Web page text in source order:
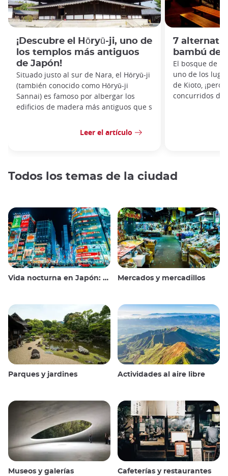
¡Descubre el Hōryū-ji, uno de
los templos más antiguos
de Japón!
Situado justo al sur de Nara, el Hōryū-ji
(también conocido como Hōryū-ji
Sannai) es famoso por albergar los
edificios de madera más antiguos que s
Leer el artículo
7
bambú de
El bosque de
uno de los
de Kioto, ¡pero
concurridos de
Todos los temas de la ciudad
Vida nocturna en Japón: salir, ver y beber Mercados y mercadillos
Parques y jardines Actividades al aire libre
Museos y galerías Cafeterías y restaurantes